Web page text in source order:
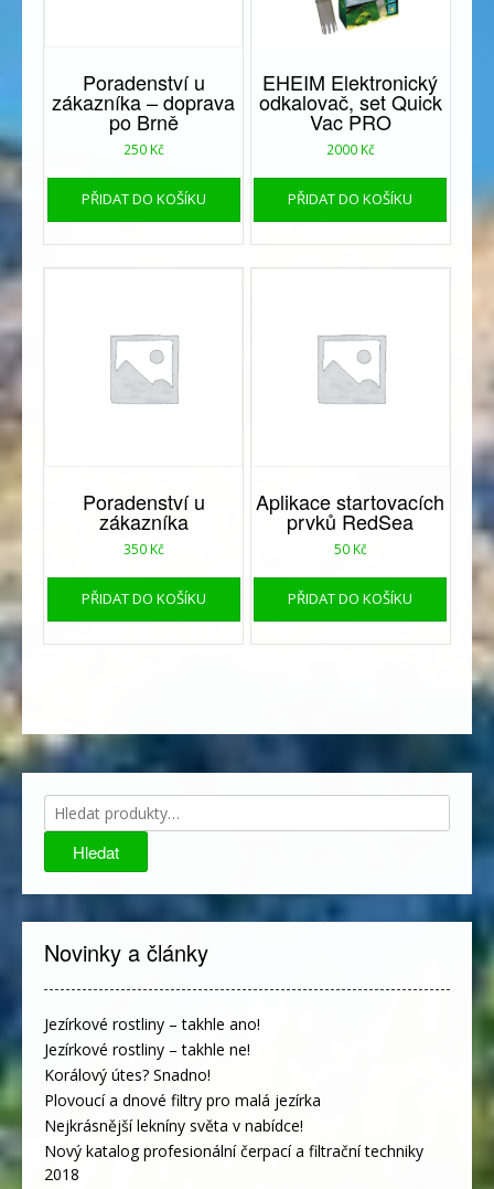
Poradenství u
zákazníka – doprava
po Brně
250 Kč
PŘIDAT DO KOŠÍKU
EHEIM Elektronický
odkalovač, set Quick
Vac PRO
2000 Kč
PŘIDAT DO KOŠÍKU
Poradenství u
zákazníka
350 Kč
PŘIDAT DO KOŠÍKU
Aplikace startovacích
prvků RedSea
50 Kč
PŘIDAT DO KOŠÍKU
Hledat:
Hledat
Novinky a články
Jezírkové rostliny – takhle ano!
Jezírkové rostliny – takhle ne!
Korálový útes? Snadno!
Plovoucí a dnové filtry pro malá jezírka
Nejkrásnější lekníny světa v nabídce!
Nový katalog profesionální čerpací a filtrační techniky
2018